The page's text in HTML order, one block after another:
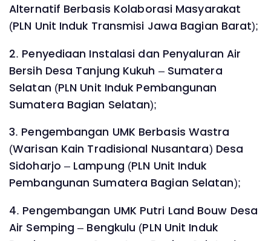
Alternatif Berbasis Kolaborasi Masyarakat
(PLN Unit Induk Transmisi Jawa Bagian Barat);
2. Penyediaan Instalasi dan Penyaluran Air
Bersih Desa Tanjung Kukuh – Sumatera
Selatan (PLN Unit Induk Pembangunan
Sumatera Bagian Selatan);
3. Pengembangan UMK Berbasis Wastra
(Warisan Kain Tradisional Nusantara) Desa
Sidoharjo – Lampung (PLN Unit Induk
Pembangunan Sumatera Bagian Selatan);
4. Pengembangan UMK Putri Land Bouw Desa
Air Semping – Bengkulu (PLN Unit Induk